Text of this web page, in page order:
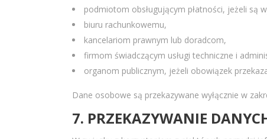
podmiotom obsługującym płatności, jeżeli są
biuru rachunkowemu,
kancelariom prawnym lub doradcom,
firmom świadczącym usługi techniczne i
organom publicznym, jeżeli obowiązek
Dane osobowe są przekazywane wyłącznie w
7. PRZEKAZYWANIE